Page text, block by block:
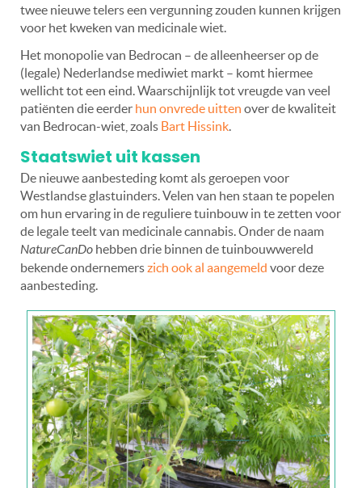
twee nieuwe telers een vergunning zouden kunnen krijgen
voor het kweken van medicinale wiet.
Het monopolie van Bedrocan – de alleenheerser op de
(legale) Nederlandse mediwiet markt – komt hiermee
wellicht tot een eind. Waarschijnlijk tot vreugde van veel
patiënten die eerder hun onvrede uitten over de kwaliteit
van Bedrocan-wiet, zoals Bart Hissink
Staatswiet uit kassen
De nieuwe aanbesteding komt als geroepen voor
Westlandse glastuinders. Velen van hen staan te popelen
om hun ervaring in de reguliere tuinbouw in te zetten voor
de legale teelt van medicinale cannabis. Onder de naam
NatureCanDo hebben drie binnen de tuinbouwwereld
bekende ondernemerszich ook al aangemeld voor deze
aanbesteding.